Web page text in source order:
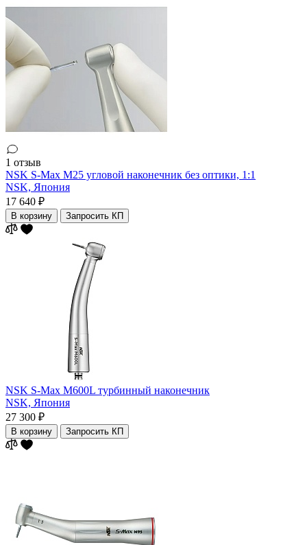
1 отзыв
NSK S-Max M25 угловой наконечник без оптики, 1:1
NSK, Япония
17 640 ₽
В корзину Запросить КП
NSK S-Max M600L турбинный наконечник
NSK, Япония
27 300 ₽
В корзину Запросить КП